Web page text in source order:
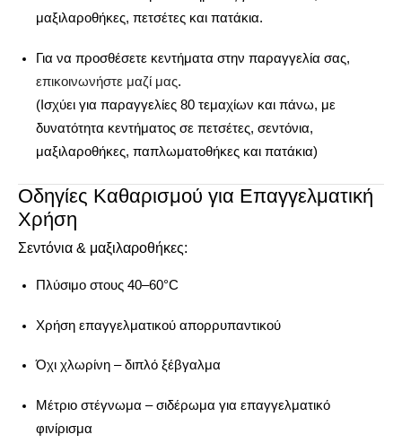
μαξιλαροθήκες, πετσέτες και πατάκια.
Για να προσθέσετε κεντήματα στην παραγγελία σας,
επικοινωνήστε μαζί μας.
(Ισχύει για παραγγελίες 80 τεμαχίων και πάνω, με
δυνατότητα κεντήματος σε πετσέτες, σεντόνια,
μαξιλαροθήκες, παπλωματοθήκες και πατάκια)
Οδηγίες Καθαρισμού για Επαγγελματική
Χρήση
Σεντόνια & μαξιλαροθήκες:
Πλύσιμο στους 40–60°C
Χρήση επαγγελματικού απορρυπαντικού
Όχι χλωρίνη – διπλό ξέβγαλμα
Μέτριο στέγνωμα – σιδέρωμα για επαγγελματικό
φινίρισμα